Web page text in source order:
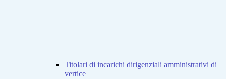
Titolari di incarichi dirigenziali amministrativi di
vertice